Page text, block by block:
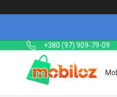
+380 (97) 909-79-09